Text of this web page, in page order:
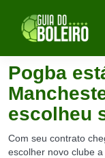
Pogba
escolheu
Com seu contrato
escolher novo clube